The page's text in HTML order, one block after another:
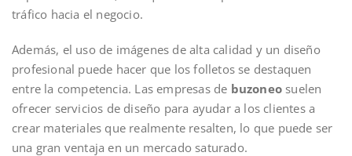
tráfico hacia el negocio.
Además, el uso de imágenes de alta calidad y un diseño
profesional puede hacer que los folletos se destaquen
entre la competencia. Las empresas de buzoneo suelen
ofrecer servicios de diseño para ayudar a los clientes a
crear materiales que realmente resalten, lo que puede ser
una gran ventaja en un mercado saturado.